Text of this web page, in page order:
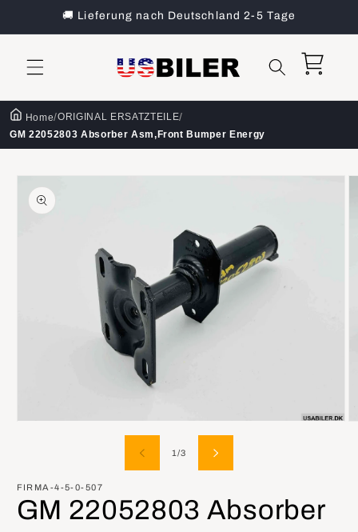
Inhalt
🚚 Lieferung nach Deutschland 2-5 Tage
Warenkorb
Home/ORIGINAL ERSATZTEILE/
GM 22052803 Absorber Asm,Front Bumper Energy
1/von
3
FIRMA-4-5-0-507
GM 22052803 Absorber